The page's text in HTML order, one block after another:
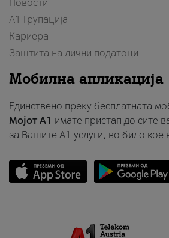
Новости
А1 Групација
Кариера
Заштита на лични податоци
Мобилна апликација
Единствено преку бесплатната
Мојот A1 имате пристап до сите
за Вашите A1 услуги, во било кое